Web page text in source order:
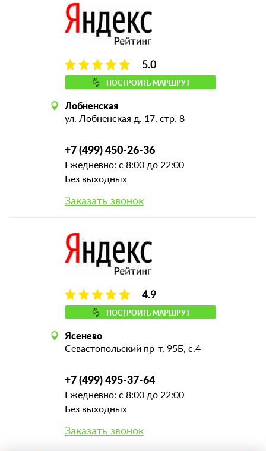
5.0
ПОСТРОИТЬ МАРШРУТ
Лобненская
ул. Лобненская д. 17, стр. 8
+7 (499) 450-26-36
Ежедневно: с 8:00 до 22:00
Без выходных
Заказать звонок
4.9
ПОСТРОИТЬ МАРШРУТ
Ясенево
Севастопольский пр-т, 95Б, с.4
+7 (499) 495-37-64
Ежедневно: с 8:00 до 22:00
Без выходных
Заказать звонок